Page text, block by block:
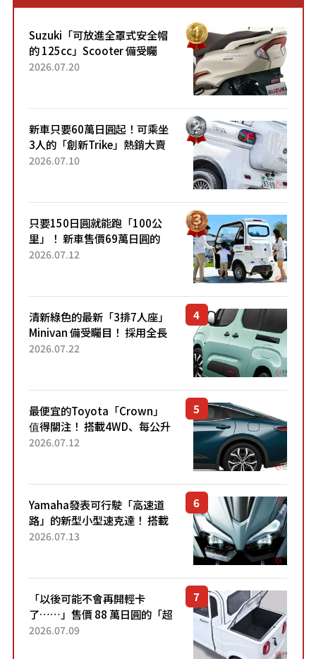
Suzuki「可放進全罩式安全帽
的 125cc」Scooter 備受矚
目！採用全新流線設計與各項
2026.07.20
新車只要60萬日圓起！可乘坐
3人的「創新Trike」熱銷大賣
成為人氣車款！「養車成本真
2026.07.10
只要150日圓就能跑「100公
里」！ 新車售價69萬日圓的
「3人座」Trike大受歡迎！ 順
2026.07.12
清新綠色的最新「3排7人座」
Minivan 備受矚目！ 採用全長
4.7公尺剛剛好的車身尺寸與
2026.07.22
最便宜的Toyota「Crown」
值得關注！ 搭載4WD、每公升
22.4公里低油耗表現超亮眼！
2026.07.12
Yamaha發表可行駛「高速道
路」的新型小型速克達！ 搭載
能享受超強勁「渦輪感」的動
2026.07.13
「以後可能不會再開輕卡
了……」售價 88 萬日圓的「超
迷你輕型貨車」引發兩極評
2026.07.09